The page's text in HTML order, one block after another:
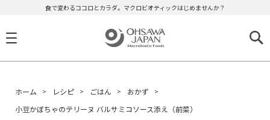
食で変わるココロとカラダ。マクロビオティックはじめませんか？
ホーム レシピ ごはん
おかず
小豆かぼちゃのテリーヌ バルサミコソース添え（前菜）